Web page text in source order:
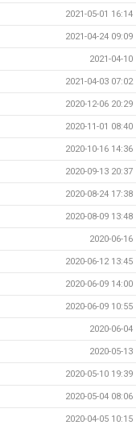
2021-05-01 16:14
2021-04-24 09:09
2021-04-10
2021-04-03 07:02
2020-12-06 20:29
2020-11-01 08:40
2020-10-16 14:36
2020-09-13 20:37
2020-08-24 17:38
2020-08-09 13:48
2020-06-16
2020-06-12 13:45
2020-06-09 14:00
2020-06-09 10:55
2020-06-04
2020-05-13
2020-05-10 19:39
2020-05-04 08:06
2020-04-05 10:15